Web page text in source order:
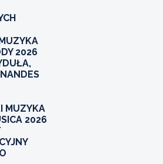
2026
MUZYKA
2026